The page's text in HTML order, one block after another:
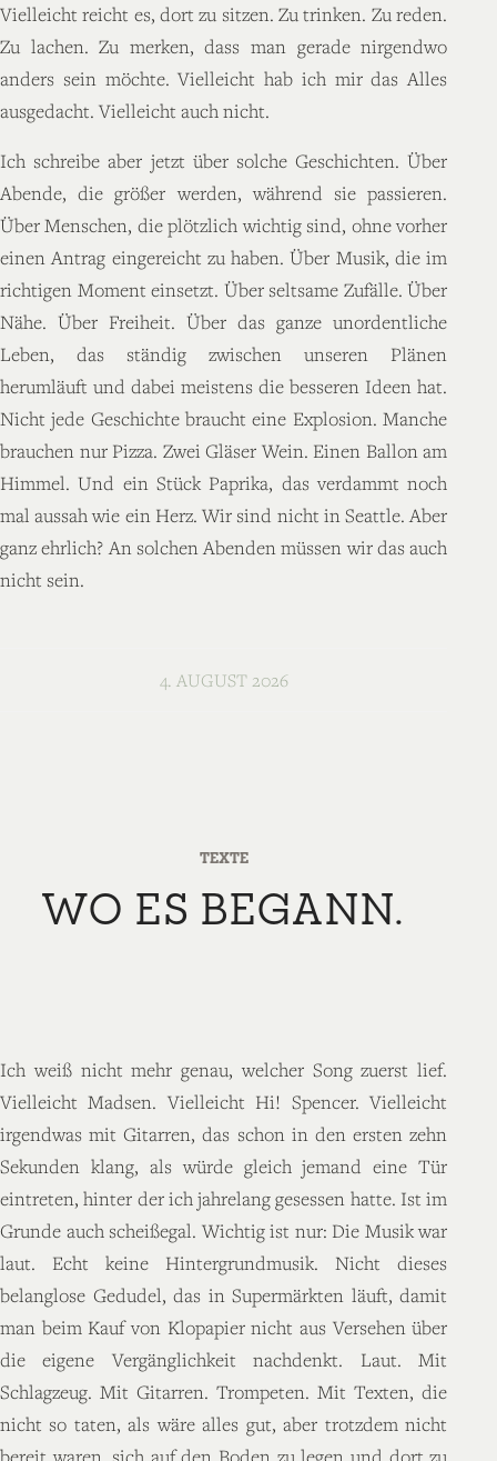
Vielleicht reicht es, dort zu sitzen. Zu trinken. Zu reden.
Zu lachen. Zu merken, dass man gerade nirgendwo
anders sein möchte. Vielleicht hab ich mir das Alles
ausgedacht. Vielleicht auch nicht.
Ich schreibe aber jetzt über solche Geschichten. Über
Abende, die größer werden, während sie passieren.
Über Menschen, die plötzlich wichtig sind, ohne vorher
einen Antrag eingereicht zu haben. Über Musik, die im
richtigen Moment einsetzt. Über seltsame Zufälle. Über
Nähe. Über Freiheit. Über das ganze unordentliche
Leben, das ständig zwischen unseren Plänen
herumläuft und dabei meistens die besseren Ideen hat.
Nicht jede Geschichte braucht eine Explosion. Manche
brauchen nur Pizza. Zwei Gläser Wein. Einen Ballon am
Himmel. Und ein Stück Paprika, das verdammt noch
mal aussah wie ein Herz. Wir sind nicht in Seattle. Aber
ganz ehrlich? An solchen Abenden müssen wir das auch
nicht sein.
4. AUGUST 2026
TEXTE
WO ES BEGANN.
Ich weiß nicht mehr genau, welcher Song zuerst lief.
Vielleicht Madsen. Vielleicht Hi! Spencer. Vielleicht
irgendwas mit Gitarren, das schon in den ersten zehn
Sekunden klang, als würde gleich jemand eine Tür
eintreten, hinter der ich jahrelang gesessen hatte. Ist im
Grunde auch scheißegal. Wichtig ist nur: Die Musik war
laut. Echt keine Hintergrundmusik. Nicht dieses
belanglose Gedudel, das in Supermärkten läuft, damit
man beim Kauf von Klopapier nicht aus Versehen über
die eigene Vergänglichkeit nachdenkt. Laut. Mit
Schlagzeug. Mit Gitarren. Trompeten. Mit Texten, die
nicht so taten, als wäre alles gut, aber trotzdem nicht
bereit waren, sich auf den Boden zu legen und dort zu